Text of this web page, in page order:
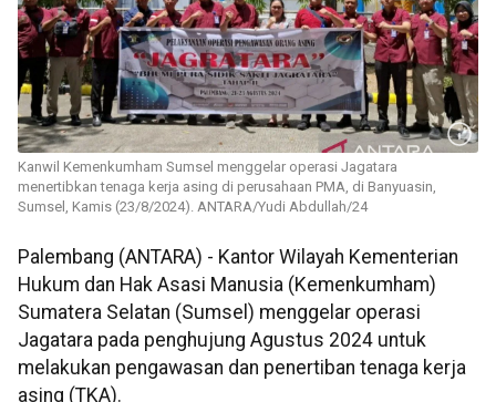
Kanwil Kemenkumham Sumsel menggelar operasi Jagatara
menertibkan tenaga kerja asing di perusahaan PMA, di Banyuasin,
Sumsel, Kamis (23/8/2024). ANTARA/Yudi Abdullah/24
Palembang (ANTARA) - Kantor Wilayah Kementerian
Hukum dan Hak Asasi Manusia (Kemenkumham)
Sumatera Selatan (Sumsel) menggelar operasi
Jagatara pada penghujung Agustus 2024 untuk
melakukan pengawasan dan penertiban tenaga kerja
asing (TKA).